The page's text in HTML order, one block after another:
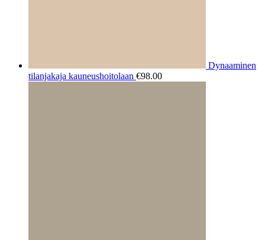
Dynaaminen
tilanjakaja kauneushoitolaan €98.00